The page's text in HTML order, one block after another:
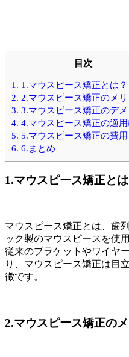
目次
1. 1.マウスピース矯正とは？
2. 2.マウスピース矯正のメリ
3. 3.マウスピース矯正のデメ
4. 4.マウスピース矯正の適
5. 5.マウスピース矯正の費用
6. 6.まとめ
1.マウスピース矯正とは
マウスピース矯正とは、歯
ック製のマウスピースを使
従来のブラケットやワイヤ
り、マウスピース矯正は目
徴です。
2.マウスピース矯正の